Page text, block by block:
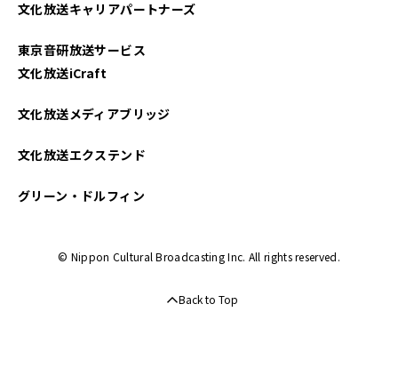
文化放送キャリアパートナーズ
東京音研放送サービス
文化放送iCraft
文化放送メディアブリッジ
文化放送エクステンド
グリーン・ドルフィン
© Nippon Cultural Broadcasting Inc. All rights reserved.
Back to Top